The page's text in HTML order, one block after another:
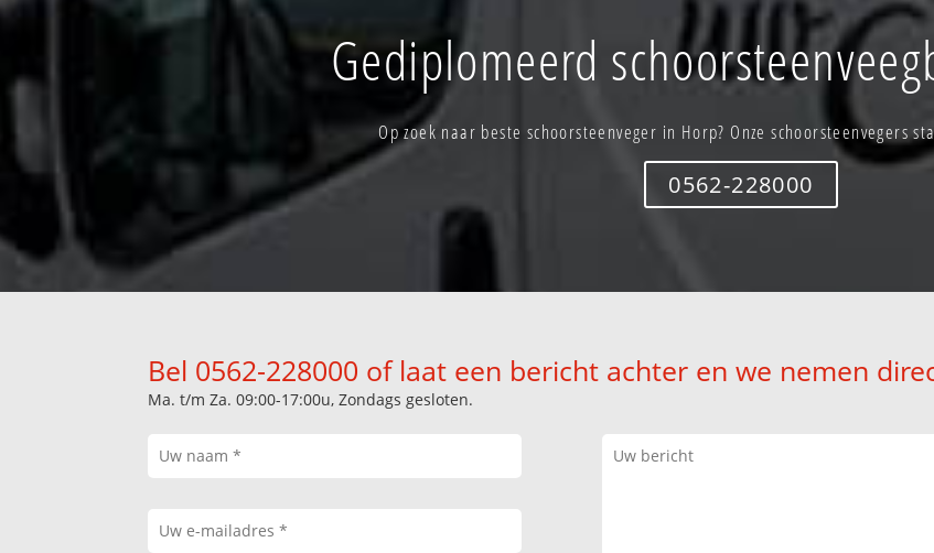
Gediplomeerd
Op zoek naar beste schoorsteenveger in Horp? Onze schoorsteenvegers
0562-228000
Bel 0562-228000 of laat een bericht achter en we nemen
Ma. t/m Za. 09:00-17:00u, Zondags gesloten.